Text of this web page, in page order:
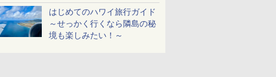
ホとマイナカードのみ
はじめてのハワイ旅行ガイド
～せっかく行くなら隣島の秘
境も楽しみたい！～